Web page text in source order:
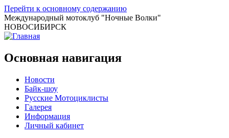
Перейти к основному содержанию
Международный мотоклуб "Ночные Волки"
НОВОСИБИРСК
Основная навигация
Новости
Байк-шоу
Русские Мотоциклисты
Галерея
Информация
Личный кабинет